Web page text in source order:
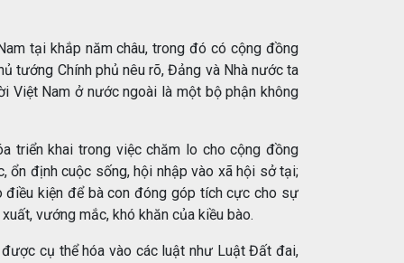
tại khắp năm châu, trong đó có cộng đồng
tướng Chính phủ nêu rõ, Đảng và Nhà nước ta
Việt Nam ở nước ngoài là một bộ phận không
triển khai trong việc chăm lo cho cộng đồng
ổn định cuộc sống, hội nhập vào xã hội sở tại;
điều kiện để bà con đóng góp tích cực cho sự
vướng mắc, khó khăn của kiều bào.
cụ thể hóa vào các luật như Luật Đất đai,